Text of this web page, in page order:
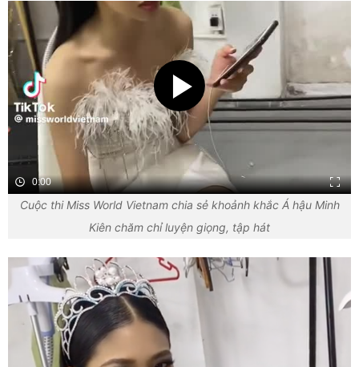
0:00
Cuộc thi Miss World Vietnam chia sẻ khoảnh khắc Á hậu Minh
Kiên chăm chỉ luyện giọng, tập hát